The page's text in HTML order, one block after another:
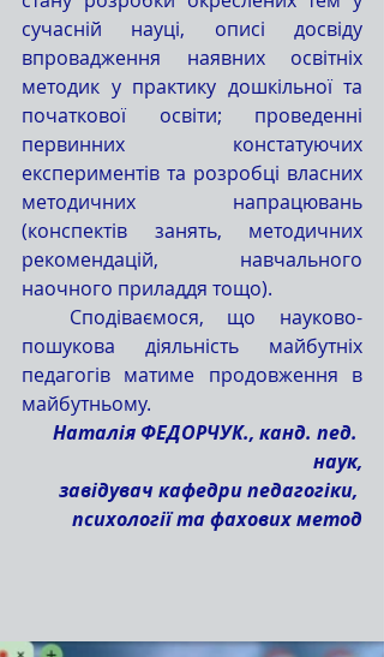
сучасній науці, описі досвіду
впровадження наявних освітніх
методик у практику дошкільної та
початкової освіти; проведенні
первинних констатуючих
експериментів та розробці власних
методичних напрацювань
(конспектів занять, методичних
рекомендацій, навчального
наочного приладдя тощо).
пошукова діяльність майбутніх
педагогів матиме продовження в
майбутньому.
Наталія ФЕДОРЧУК., канд. пед.
наук,
завідувач кафедри педагогіки,
психології та фахових метод